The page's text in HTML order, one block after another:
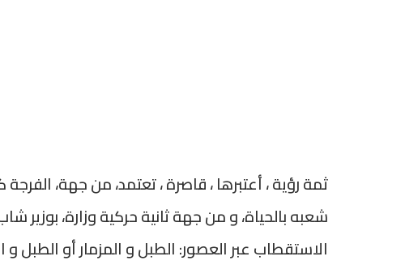
ثمة رؤية ، أعتبرها ، قاصرة ، تعتمد، من جهة،
شعبه بالحياة، و من جهة ثانية حركية وزارة، بوزير
الاستقطاب عبر العصور: الطبل و المزمار أو الطبل و